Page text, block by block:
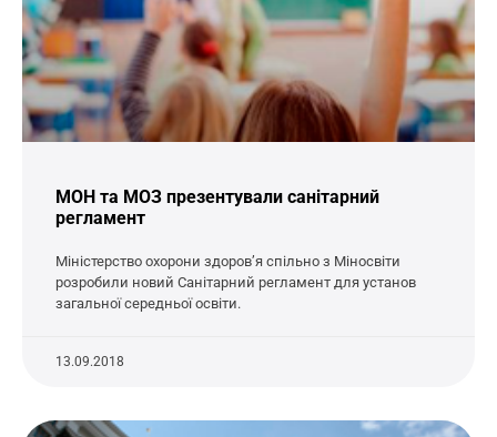
МОН та МОЗ презентували санітарний
регламент
Міністерство охорони здоров’я спільно з Міносвіти
розробили новий Санітарний регламент для установ
загальної середньої освіти.
13.09.2018